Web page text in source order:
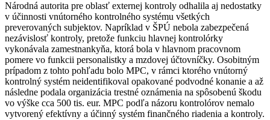
Národná autorita pre oblasť externej kontroly odhalila aj nedostatky
v účinnosti vnútorného kontrolného systému všetkých
preverovaných subjektov. Napríklad v ŠPÚ nebola zabezpečená
nezávislosť kontroly, pretože funkciu hlavnej kontrolórky
vykonávala zamestnankyňa, ktorá bola v hlavnom pracovnom
pomere vo funkcii personalistky a mzdovej účtovníčky. Osobitným
prípadom z tohto pohľadu bolo MPC, v rámci ktorého vnútorný
kontrolný systém neidentifikoval opakované podvodné konanie a až
následne podala organizácia trestné oznámenia na spôsobenú škodu
vo výške cca 500 tis. eur. MPC podľa názoru kontrolórov nemalo
vytvorený efektívny a účinný systém finančného riadenia a kontroly.